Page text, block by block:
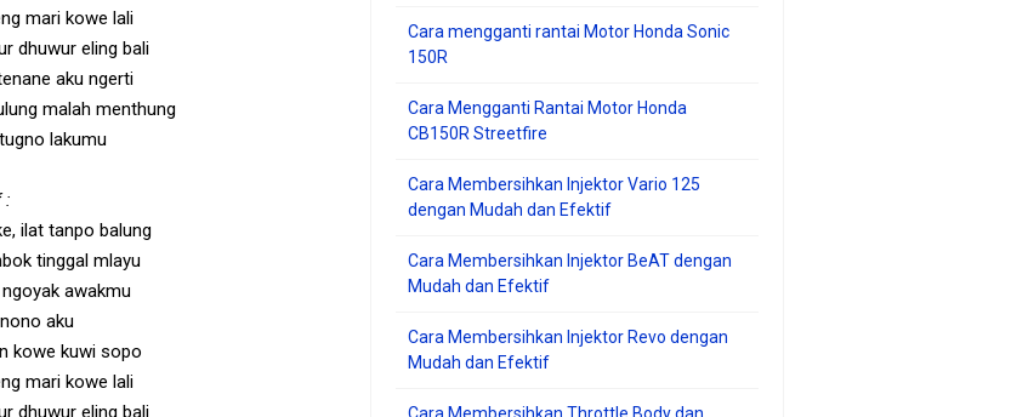
mari kowe lali
dhuwur eling bali
aku ngerti
malah menthung
lakumu
:
ilat tanpo balung
tinggal mlayu
awakmu
aku
kowe kuwi sopo
mari kowe lali
dhuwur eling bali
Cara mengganti rantai Motor Honda Sonic
150R
Cara Mengganti Rantai Motor Honda
CB150R Streetfire
Cara Membersihkan Injektor Vario 125
dengan Mudah dan Efektif
Cara Membersihkan Injektor BeAT dengan
Mudah dan Efektif
Cara Membersihkan Injektor Revo dengan
Mudah dan Efektif
Cara Membersihkan Throttle Body dan